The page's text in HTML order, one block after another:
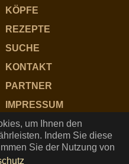
um Ihnen den
Indem Sie diese
Sie der Nutzung von
KÖPFE
REZEPTE
SUCHE
KONTAKT
PARTNER
IMPRESSUM
DATENSCHUTZ